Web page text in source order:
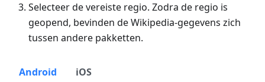
Selecteer de vereiste regio. Zodra de regio is
geopend, bevinden de Wikipedia-gegevens zich
tussen andere pakketten.
Android iOS